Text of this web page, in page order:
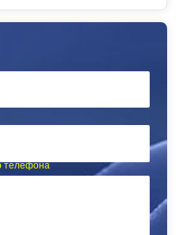
телефона